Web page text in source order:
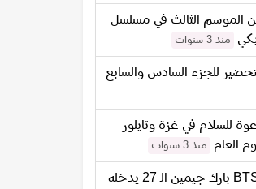
الموسم الثالث في مسلسل
منذ 3 سنوات
للجزء السادس والسابع
للسلام في غزة وتايلور
العام
منذ 3 سنوات
عيد ميلاد عضو فريق BTS بارك جيمين الـ 27 يدخله